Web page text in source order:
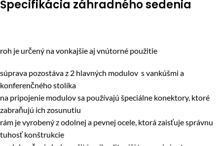
Špecifikácia záhradného sedenia
roh je určený na vonkajšie aj vnútorné použitie
súprava pozostáva z 2 hlavných modulov s vankúšmi a
konferenčného stolíka
na pripojenie modulov sa používajú špeciálne konektory, ktoré
zabraňujú ich zosunutiu
rám je vyrobený z odolnej a pevnej ocele, ktorá zaisťuje správnu
tuhosť konštrukcie